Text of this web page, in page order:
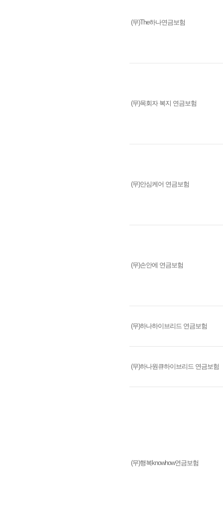
(무)The하나연금보험
(무)목회자 복지 연금보험
(무)안심케어 연금보험
(무)손안에 연금보험
(무)하나하이브리드 연금보험
(무)하나원큐하이브리드 연금보험
(무)행복knowhow연금보험